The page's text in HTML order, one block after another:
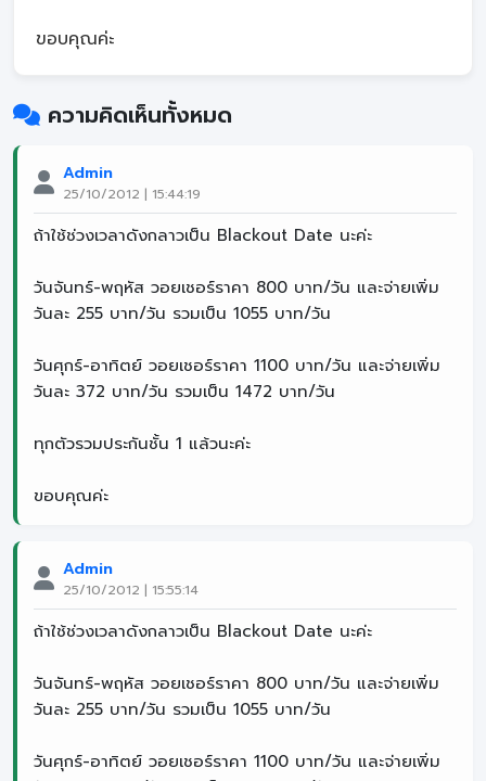
ขอบคุณค่ะ
ความคิดเห็นทั้งหมด
Admin
25/10/2012 | 15:44:19
ถ้าใช้ช่วงเวลาดังกลาวเป็น Blackout Date นะค่ะ
วันจันทร์-พฤหัส วอยเชอร์ราคา 800 บาท/วัน และจ่ายเพิ่ม
วันละ 255 บาท/วัน รวมเป็น 1055 บาท/วัน
วันศุกร์-อาทิตย์ วอยเชอร์ราคา 1100 บาท/วัน และจ่ายเพิ่ม
วันละ 372 บาท/วัน รวมเป็น 1472 บาท/วัน
ทุกตัวรวมประกันชั้น 1 แล้วนะค่ะ
ขอบคุณค่ะ
Admin
25/10/2012 | 15:55:14
ถ้าใช้ช่วงเวลาดังกลาวเป็น Blackout Date นะค่ะ
วันจันทร์-พฤหัส วอยเชอร์ราคา 800 บาท/วัน และจ่ายเพิ่ม
วันละ 255 บาท/วัน รวมเป็น 1055 บาท/วัน
วันศุกร์-อาทิตย์ วอยเชอร์ราคา 1100 บาท/วัน และจ่ายเพิ่ม